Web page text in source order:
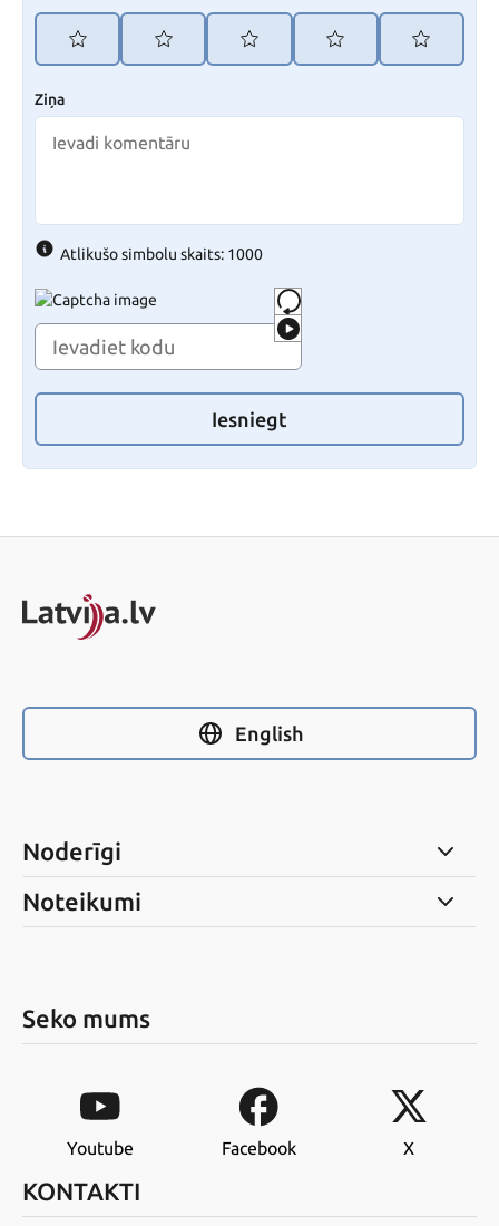
Ziņa
Atlikušo simbolu skaits: 1000
Iesniegt
English
Noderīgi
Noteikumi
Seko mums
Youtube Facebook X
KONTAKTI